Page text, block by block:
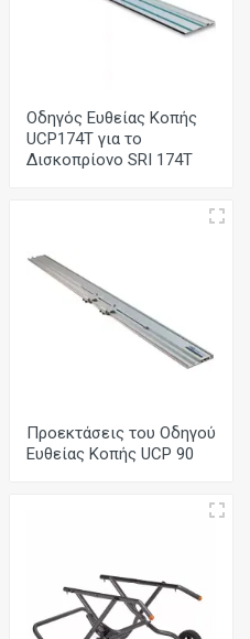
Οδηγός Ευθείας Κοπής
UCP174T για το
Δισκοπρίονο SRI 174T
Προεκτάσεις του Οδηγού
Ευθείας Κοπής UCP 90